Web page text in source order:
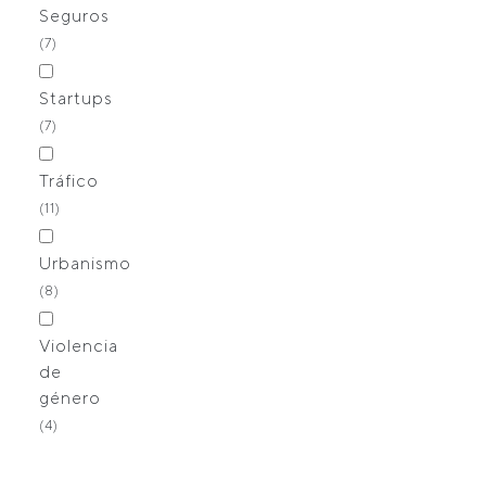
Seguros
(7)
Startups
(7)
Tráfico
(11)
Urbanismo
(8)
Violencia
de
género
(4)